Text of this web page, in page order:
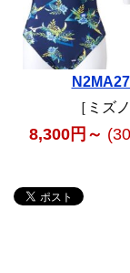
［ミズノ
8,300円～